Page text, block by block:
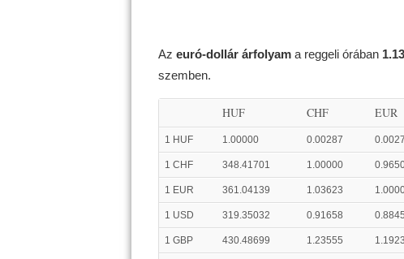
Az euró-dollár árfolyama reggeli órában
szemben.
HUF CHF EUR
1 HUF 1.00000 0.00287
1 CHF 348.41701 1.00000
1 EUR 361.04139 1.03623
1 USD 319.35032 0.91658
1 GBP 430.48699 1.23555